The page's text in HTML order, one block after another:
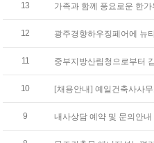
13 가족과 함께 풍요로운 한
12 광주경향하우징페어에 뉴
11 중부지방산림청으로부터
10 [채용안내] 예일건축사사
9 내사상담 예약 및 문의안내